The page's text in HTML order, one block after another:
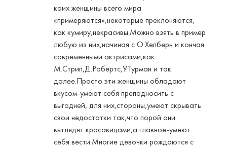
коих женщины всего мира
«примеряются»,некоторые преклоняются,
как кумиру,некрасивы.Можно взять в пример
любую из них,начиная с О.Хепберн и кончая
современными актрисами,как
М.Стрип,Д.Робертс,У.Турман и так
далее.Просто эти женщины обладают
вкусом-умеют себя преподносить с
выгодней, для них,стороны,умеют скрывать
свои недостатки так,что порой они
выглядят красавицами,а главное-умеют
себя вести.Многие девочки рождаются с